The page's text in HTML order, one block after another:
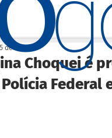
Choquei é
Federal
de abr.